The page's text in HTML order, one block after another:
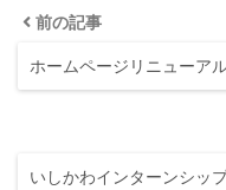
前の記事
ホームページリニューア
いしかわインターンシッ